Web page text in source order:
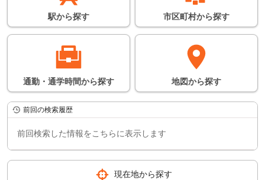
常時にかかる時間の平
均となります。
駅から探す 市区町村から探す
通勤・通学時間から探す 地図から探す
前回の検索履歴
前回検索した情報をこちらに表示します
現在地から探す